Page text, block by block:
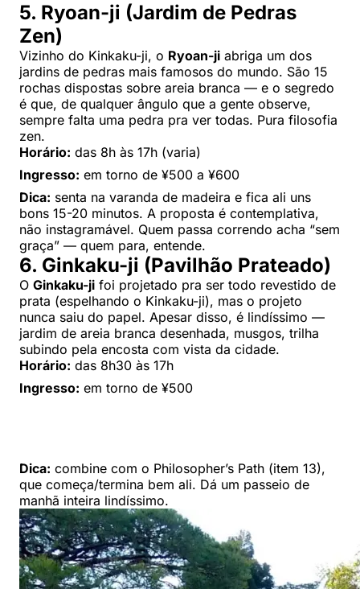
5. Ryoan-ji (Jardim de Pedras
Zen)
Vizinho do Kinkaku-ji, o Ryoan-ji abriga um dos
jardins de pedras mais famosos do mundo. São 15
rochas dispostas sobre areia branca — e o segredo
é que, de qualquer ângulo que a gente observe,
sempre falta uma pedra pra ver todas. Pura filosofia
zen.
Horário: das 8h às 17h (varia)
Ingresso: em torno de ¥500 a ¥600
Dica: senta na varanda de madeira e fica ali uns
bons 15-20 minutos. A proposta é contemplativa,
não instagramável. Quem passa correndo acha “sem
graça” — quem para, entende.
6. Ginkaku-ji (Pavilhão Prateado)
O Ginkaku-ji foi projetado pra ser todo revestido de
prata (espelhando o Kinkaku-ji), mas o projeto
nunca saiu do papel. Apesar disso, é lindíssimo —
jardim de areia branca desenhada, musgos, trilha
subindo pela encosta com vista da cidade.
Horário: das 8h30 às 17h
Ingresso: em torno de ¥500
Dica: combine com o Philosopher’s Path (item 13),
que começa/termina bem ali. Dá um passeio de
manhã inteira lindíssimo.